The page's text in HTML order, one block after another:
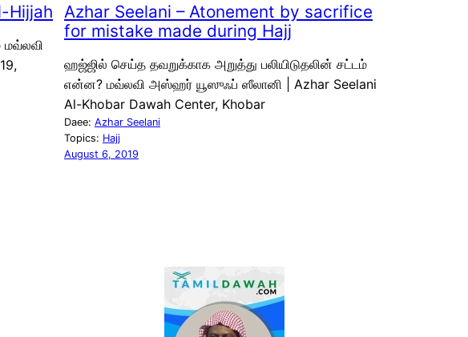
Hijjah Azhar Seelani – Atonement by sacrifice
for mistake made during Hajj
ஹஜ்ஜில் செய்த தவறுக்காக அறுத்து பலியிடுதலின் சட்டம்
என்ன? மவ்லவி அஸ்ஹர் யூஸுஃப் ஸீலானி | Azhar Seelani
Al-Khobar Dawah Center, Khobar
Daee: Azhar Seelani
Topics: Hajj
August 6, 2019